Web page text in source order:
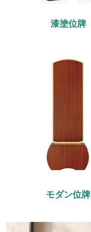
漆塗位牌
モダン位牌